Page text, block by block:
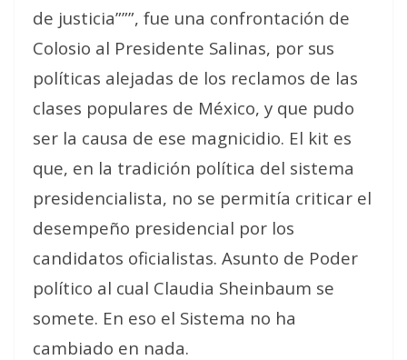
de justicia”””, fue una confrontación de
Colosio al Presidente Salinas, por sus
políticas alejadas de los reclamos de las
clases populares de México, y que pudo
ser la causa de ese magnicidio. El kit es
que, en la tradición política del sistema
presidencialista, no se permitía criticar el
desempeño presidencial por los
candidatos oficialistas. Asunto de Poder
político al cual Claudia Sheinbaum se
somete. En eso el Sistema no ha
cambiado en nada.